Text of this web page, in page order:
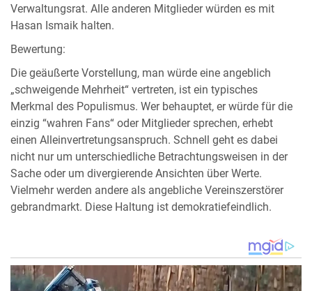
Verwaltungsrat. Alle anderen Mitglieder würden es mit
Hasan Ismaik halten.
Bewertung:
Die geäußerte Vorstellung, man würde eine angeblich
„schweigende Mehrheit“ vertreten, ist ein typisches
Merkmal des Populismus. Wer behauptet, er würde für die
einzig “wahren Fans“ oder Mitglieder sprechen, erhebt
einen Alleinvertretungsanspruch. Schnell geht es dabei
nicht nur um unterschiedliche Betrachtungsweisen in der
Sache oder um divergierende Ansichten über Werte.
Vielmehr werden andere als angebliche Vereinszerstörer
gebrandmarkt. Diese Haltung ist demokratiefeindlich.